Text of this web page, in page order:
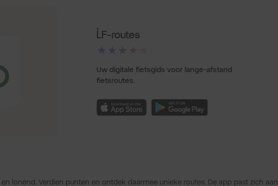
LF-routes
Uw digitale fietsgids voor lange-afstand
fietsroutes.
lonend. Verdien punten en ontdek daarmee unieke routes. De app past zich aan